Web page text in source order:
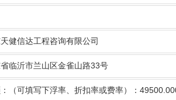
健信达工程咨询有限公司
临沂市兰山区金雀山路33号
（可填写下浮率、折扣率或费率）：